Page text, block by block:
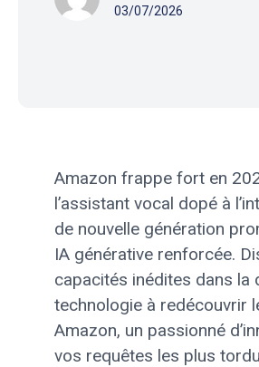
03/07/2026
Amazon frappe fort en
l’assistant vocal dopé à
de nouvelle génération
IA générative renforcée.
capacités inédites dans la
technologie à redécouvrir
Amazon, un passionné
vos requêtes les plus